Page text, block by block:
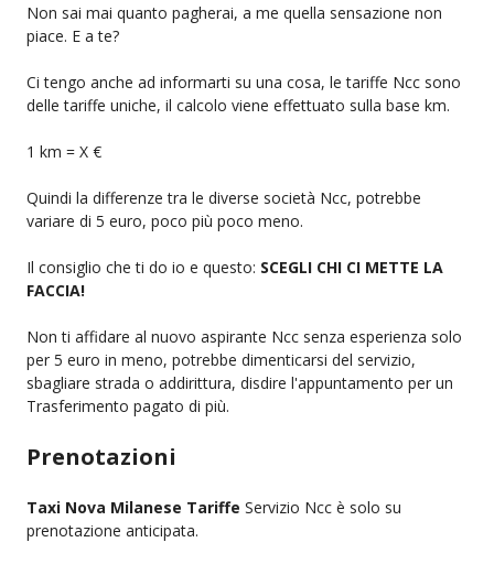
Non sai mai quanto pagherai, a me quella sensazione non
piace. E a te?
Ci tengo anche ad informarti su una cosa, le tariffe Ncc sono
delle tariffe uniche, il calcolo viene effettuato sulla base km.
1 km = X €
Quindi la differenze tra le diverse società Ncc, potrebbe
variare di 5 euro, poco più poco meno.
Il consiglio che ti do io e questo: SCEGLI CHI CI METTE LA
FACCIA!
Non ti affidare al nuovo aspirante Ncc senza esperienza solo
per 5 euro in meno, potrebbe dimenticarsi del servizio,
sbagliare strada o addirittura, disdire l'appuntamento per un
Trasferimento pagato di più.
Prenotazioni
Taxi Nova Milanese Tariffe Servizio Ncc è solo su
prenotazione anticipata.